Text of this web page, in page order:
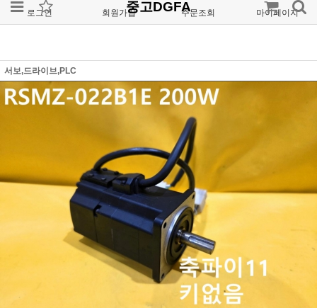
로그인 회원가입 주문조회 마이페이지
중고DGFA
서보,드라이브,PLC